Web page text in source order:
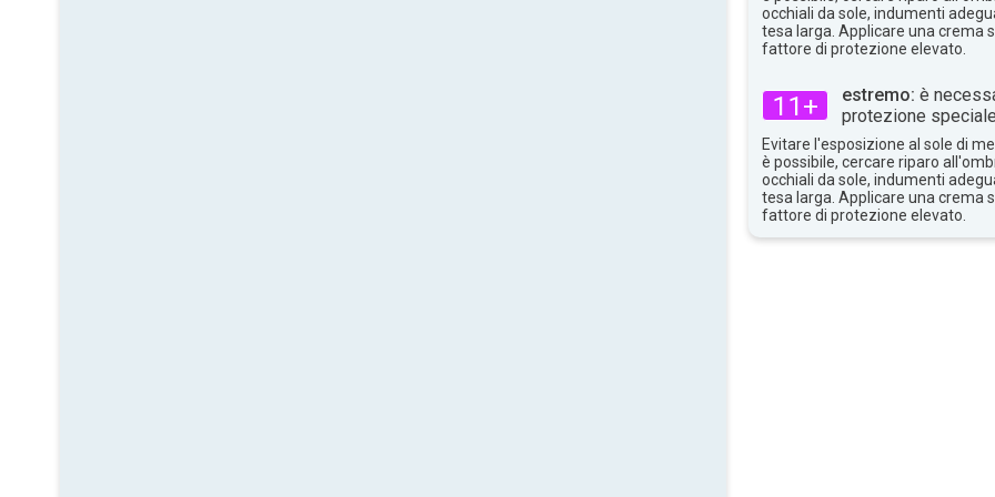
occhiali da sole, indumenti
tesa larga. Applicare una crema
fattore di protezione elevato.
11+ estremo: è
protezione
Evitare l'esposizione al sole di
è possibile, cercare riparo
occhiali da sole, indumenti
tesa larga. Applicare una crema
fattore di protezione elevato.